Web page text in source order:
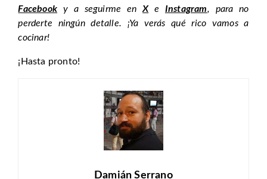
Facebook y a seguirme enXe Instagram, para no
perderte ningún detalle. ¡Ya verás qué rico vamos a
cocinar!
¡Hasta pronto!
Damián Serrano